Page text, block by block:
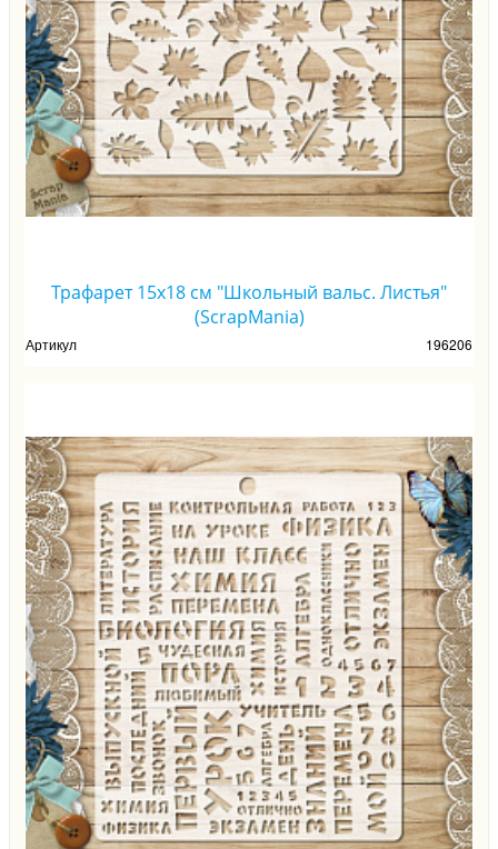
Трафарет 15х18 см "Школьный вальс. Листья"
(ScrapMania)
Артикул 196206